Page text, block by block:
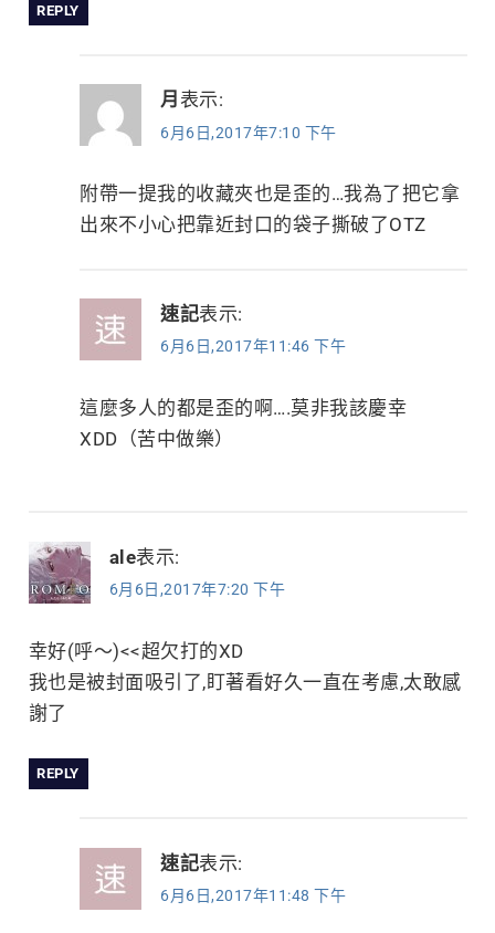
REPLY
月 表示:
6月6日,2017年7:10 下午
附帶一提我的收藏夾也是歪的…我為了把它拿
出來不小心把靠近封口的袋子撕破了OTZ
速記表示:
6月6日,2017年11:46 下午
這麼多人的都是歪的啊….莫非我該慶幸
XDD（苦中做樂）
ale表示:
6月6日,2017年7:20 下午
幸好(呼～)<<超欠打的XD
我也是被封面吸引了,盯著看好久一直在考慮,太敢感
謝了
REPLY
速記表示:
6月6日,2017年11:48 下午